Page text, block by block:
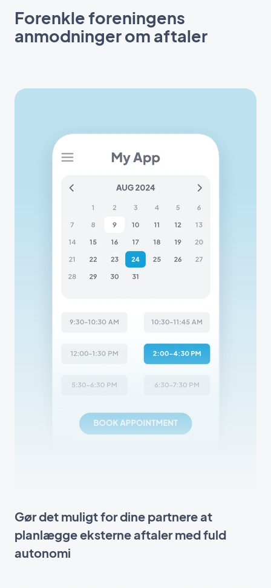
Forenkle foreningens
anmodninger om aftaler
Gør det muligt for dine partnere at
planlægge eksterne aftaler med fuld
autonomi